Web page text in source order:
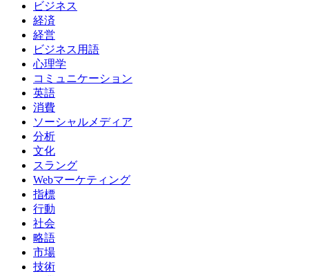
ビジネス
経済
経営
ビジネス用語
心理学
コミュニケーション
英語
消費
ソーシャルメディア
分析
文化
スラング
Webマーケティング
指標
行動
社会
略語
市場
技術